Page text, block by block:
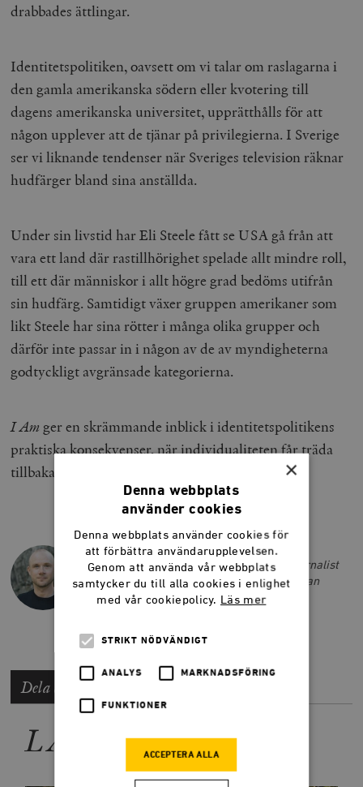
drabbades ättlingar.
Identitetspolitiken, oavsett om vi talar om raslagarna i
den gamla amerikanska södern eller kvotering till
dagens amerikanska universitet, upprätthålls för att
någon upplever att de tjänar på privilegierna. I Sverige
ser vi liknande tendenser när Sveriges television räknar
hudfärger bland sina anställda.
Under sin livstid har Eli Steele fått se USA gå från att
vara ett land där rastillhörighet spelade allt mindre roll,
till ett där människor i allt högre grad bedöms utifrån
sin hudfärg. Samtidigt växer gruppen amerikaner som
likt Steele har sina rötter i många olika grupper och
därför inte passar in i någon av de av myndigheterna
godtyckligt avgränsade kategorierna.
I Am ger en skrämmande inblick i identitetspolitikens
praktiska konsekvenser, när individualiteten får träda
tillbaka för biologistiska stereotyper.
LARS ANDERS JOHANSSON
Lars Anders Johansson är författare, journalist
och tidigare chefredaktör på Smedjan. Han
driver också podcasten Budoarstämning
Dela artikeln
LÄS MER
×
Denna webbplats
använder cookies
Denna webbplats använder cookies för
att förbättra användarupplevelsen.
Genom att använda vår webbplats
samtycker du till alla cookies i enlighet
med vår cookiepolicy. Läs mer
STRIKT NÖDVÄNDIGT
ANALYS MARKNADSFÖRING
FUNKTIONER
ACCEPTERA ALLA